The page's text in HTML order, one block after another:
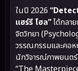
ในปี 2026
แฮร์รี โฮล”ได้กลา
จิตวิทยา
วรรณกรรมและคอห
นักวิจารณ์ภาพยนตร์